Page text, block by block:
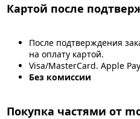
Картой после
После подтверждения
на оплату картой.
Visa/MasterCard. Apple
Без комиссии
Покупка частями от